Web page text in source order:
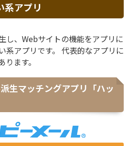
系アプリ
し、Webサイトの機能をアプリに
系アプリです。 代表的なアプリに
ります。
生マッチングアプリ「ハッ